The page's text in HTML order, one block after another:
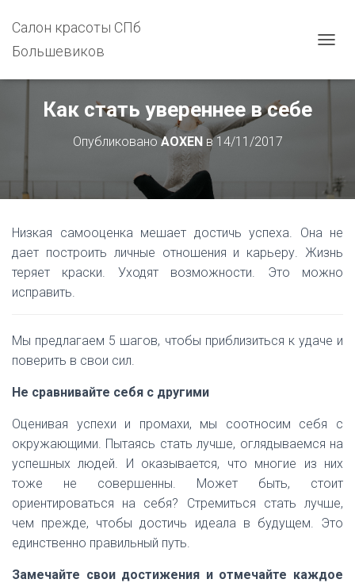
Салон красоты СПб
Большевиков
Р
Ь
А
В
Г
Ю
Как стать увереннее в себе
ОпубликованоAOXENв14/11/2017
Низкая самооценка мешает достичь успеха. Она не
дает построить личные отношения и карьеру. Жизнь
теряет краски. Уходят возможности. Это можно
исправить.
Мы предлагаем 5 шагов, чтобы приблизиться к удаче и
поверить в свои сил.
Не сравнивайте себя с другими
Оценивая успехи и промахи, мы соотносим себя с
окружающими. Пытаясь стать лучше, оглядываемся на
успешных людей. И оказывается, что многие из них
тоже не совершенны. Может быть, стоит
ориентироваться на себя? Стремиться стать лучше,
чем прежде, чтобы достичь идеала в будущем. Это
единственно правильный путь.
Замечайте свои достижения и отмечайте каждое